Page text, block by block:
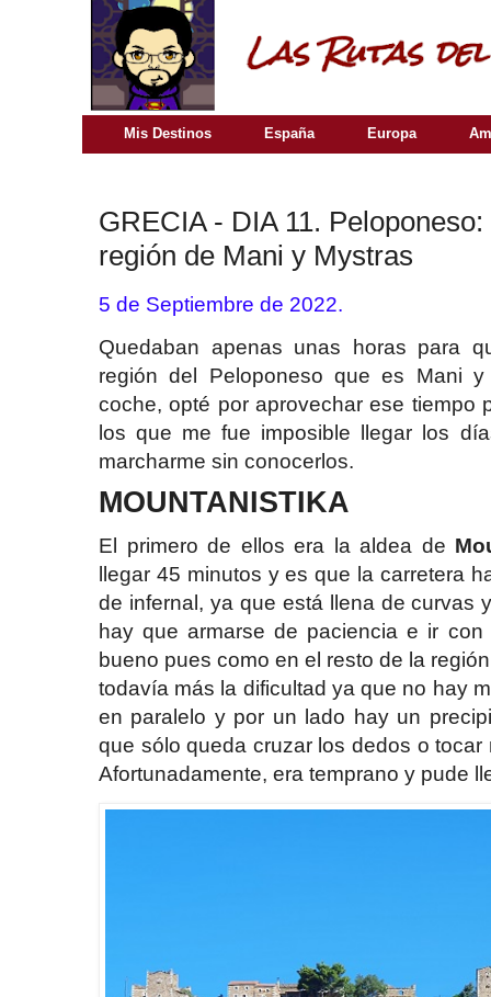
Mis Destinos España Europa
GRECIA - DIA 11.
región de Mani y Mystras
5 de Septiembre de 2022.
Quedaban apenas unas horas para
región del Peloponeso que es Mani
coche, opté por aprovechar ese tiempo
los que me fue imposible llegar los
marcharme sin conocerlos.
MOUNTANISTIKA
El primero de ellos era la aldea de
llegar 45 minutos y es que la carretera
de infernal, ya que está llena de curvas
hay que armarse de paciencia e ir
bueno pues como en el resto de la
todavía más la dificultad ya que no hay
en paralelo y por un lado hay un
que sólo queda cruzar los dedos o
Afortunadamente, era temprano y pude